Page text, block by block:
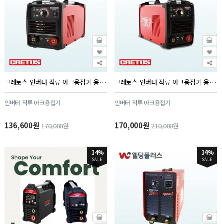
크레토스 인버터 직류 아크용접기 용접기 H220P(1대/PK)
인버터 직류 아크용접기
136,600원170,000원
크레토스 인버터 직류 아크용접기 용접기 H220PS (1대/PK)
인버터 직류 아크용접기
170,000원210,000원
14%
SALE
14%
SALE